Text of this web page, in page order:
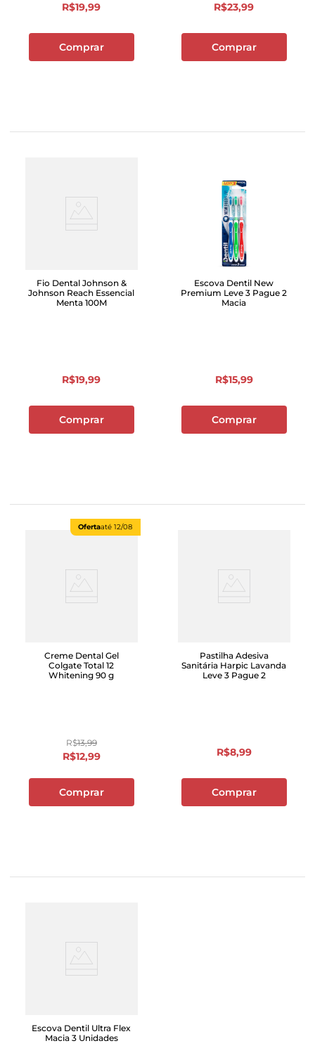
R$19,99
Comprar
R$23,99
Comprar
Fio Dental Johnson &
Johnson Reach Essencial
Menta 100M
R$19,99
Comprar
Escova Dentil New
Premium Leve 3 Pague 2
Macia
R$15,99
Comprar
Ofertaaté 12/08
Creme Dental Gel
Colgate Total 12
Whitening 90 g
R$13,99
R$12,99
Comprar
Pastilha Adesiva
Sanitária Harpic Lavanda
Leve 3 Pague 2
R$8,99
Comprar
Escova Dentil Ultra Flex
Macia 3 Unidades